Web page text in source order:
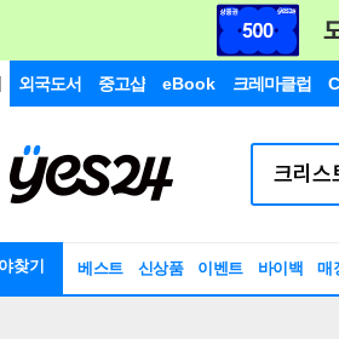
외국도서 중고샵 eBook 크레마클럽
찾기 베스트 신상품 이벤트 바이백 매